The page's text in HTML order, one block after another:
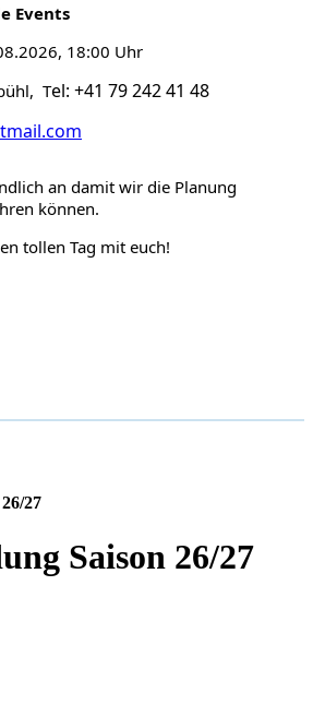
Events
18:00 Uhr
, Tel: +41 79 242 41 48
an damit wir die Planung
können.
tollen Tag mit euch!
27
Saison 26/27